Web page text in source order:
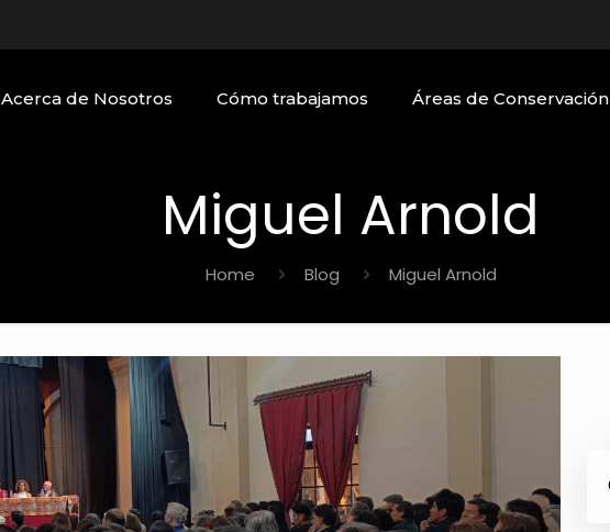
Acerca de Nosotros Cómo trabajamos Áreas de Conservación
Miguel Arnold
Home Blog Miguel Arnold